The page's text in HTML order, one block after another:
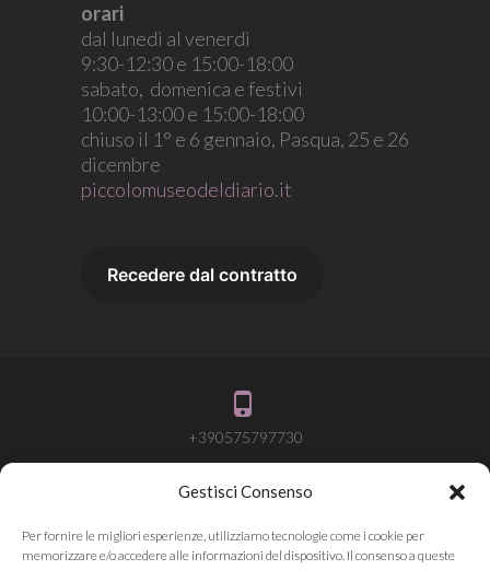
Gestisci Consenso
Per fornire le migliori esperienze, utilizziamo tecnologie come i cookie per
memorizzare e/o accedere alle informazioni del dispositivo. Il consenso a queste
orari
dal lunedì al venerdì
9:30-12:30 e 15:00-18:00
sabato, domenica e festivi
10:00-13:00 e 15:00-18:00
chiuso il 1° e 6 gennaio, Pasqua, 25 e 26
dicembre
piccolomuseodeldiario.it
+390575797730